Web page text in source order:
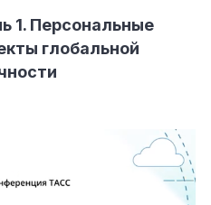
1. Персональные
глобальной